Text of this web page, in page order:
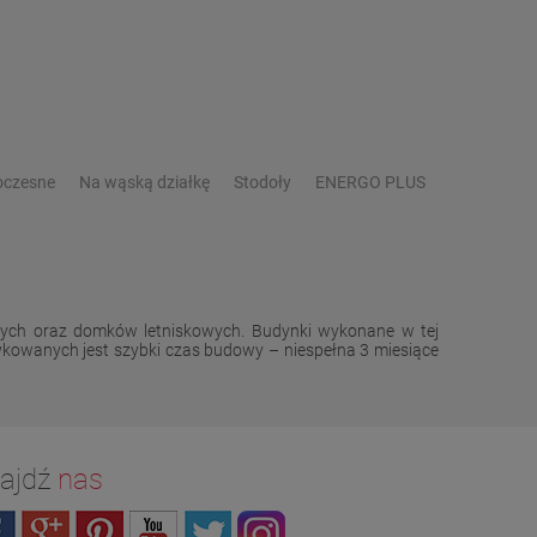
Na wąską działkę Stodoły ENERGO PLUS
oraz domków letniskowych. Budynki wykonane w tej
jest szybki czas budowy – niespełna 3 miesiące
nas